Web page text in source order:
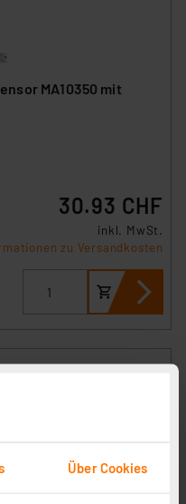
Über Cookies
MA10350 mit
30.93 CHF
inkl. MwSt.
zu Versandkosten